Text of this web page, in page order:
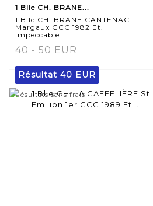
1 Blle CH. BRANE...
1 Blle CH. BRANE CANTENAC
Margaux GCC 1982 Et.
impeccable....
40 - 50 EUR
Résultat 40 EUR
Résultats sans frais